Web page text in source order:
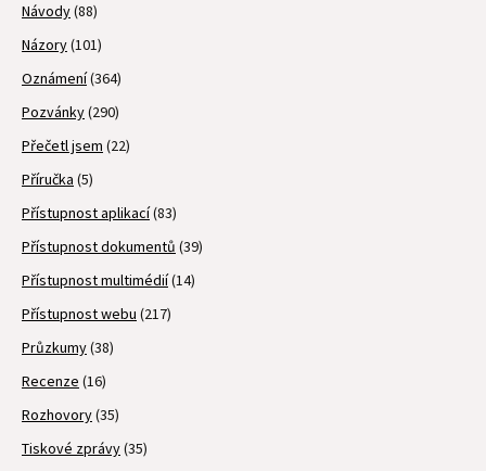
Návody(88)
Názory(101)
Oznámení(364)
Pozvánky(290)
Přečetl jsem (22)
Příručka (5)
Přístupnost aplikací(83)
Přístupnost dokumentů (39)
Přístupnost multimédií(14)
Přístupnost webu (217)
Průzkumy(38)
Recenze (16)
Rozhovory(35)
Tiskové zprávy(35)